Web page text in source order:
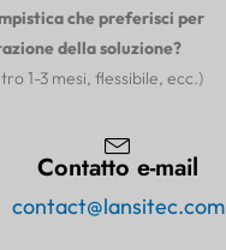
che preferisci per
della soluzione?
1-3 mesi, flessibile, ecc.)
Contatto e-mail
contact@lansitec.com